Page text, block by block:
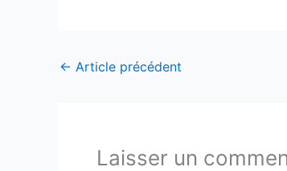
← Article précédent
Laisser un